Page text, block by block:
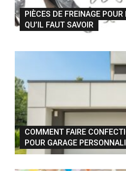
PIÈCES DE FREINAGE
QU’IL FAUT SAVOIR
COMMENT FAIRE
POUR GARAGE